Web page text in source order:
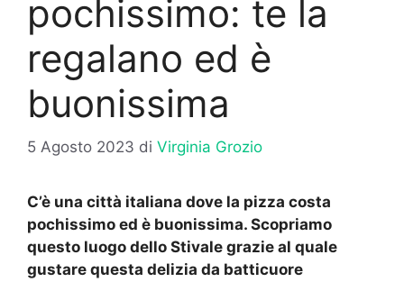
pochissimo: te la
regalano ed è
buonissima
5 Agosto 2023 di Virginia Grozio
C’è una città italiana dove la pizza costa
pochissimo ed è buonissima. Scopriamo
questo luogo dello Stivale grazie al quale
gustare questa delizia da batticuore